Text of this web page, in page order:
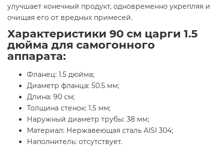
улучшает конечный продукт, одновременно укрепляя и
очищая его от вредных примесей.
Характеристики 90 см царги 1.5
дюйма для самогонного
аппарата:
Фланец: 1.5 дюйма;
Диаметр фланца: 50.5 мм;
Длина: 90 см;
Толщина стенок: 1.5 мм;
Наружный диаметр трубы: 38 мм;
Материал: Нержавеющая сталь AISI 304;
Наполнитель: отсутствует.